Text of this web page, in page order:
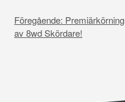
n
l
Föregående: Premiärkörning
av 8wd Skördare!